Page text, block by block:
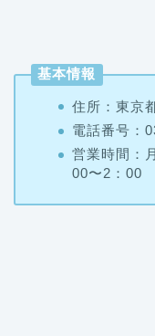
住所：東京
電話番号：
営業時間：
00〜2：00